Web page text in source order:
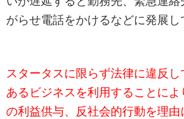
がらせ電話をかけるなどに発展し
スタータスに限らず法律に違反
あるビジネスを利用することに
の利益供与、反社会的行動を理由